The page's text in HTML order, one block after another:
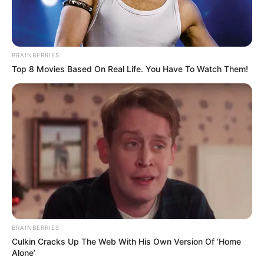
BRAINBERRIES
Top 8 Movies Based On Real Life. You Have To Watch Them!
BRAINBERRIES
Culkin Cracks Up The Web With His Own Version Of ‘Home
Alone’